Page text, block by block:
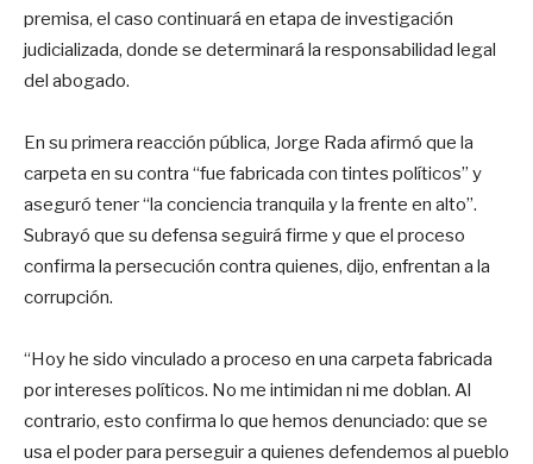
premisa, el caso continuará en etapa de investigación
judicializada, donde se determinará la responsabilidad legal
del abogado.
En su primera reacción pública, Jorge Rada afirmó que la
carpeta en su contra “fue fabricada con tintes políticos” y
aseguró tener “la conciencia tranquila y la frente en alto”.
Subrayó que su defensa seguirá firme y que el proceso
confirma la persecución contra quienes, dijo, enfrentan a la
corrupción.
“Hoy he sido vinculado a proceso en una carpeta fabricada
por intereses políticos. No me intimidan ni me doblan. Al
contrario, esto confirma lo que hemos denunciado: que se
usa el poder para perseguir a quienes defendemos al pueblo